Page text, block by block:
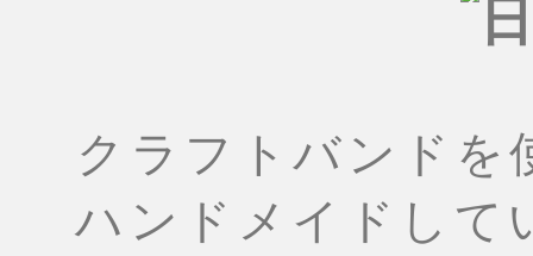
クラフトバンドを
ハンドメイドして